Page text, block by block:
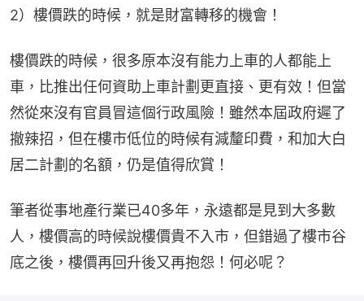
2）樓價跌的時候，就是財富轉移的機會！
樓價跌的時候，很多原本沒有能力上車的人都能上
車，比推出任何資助上車計劃更直接、更有效！但當
然從來沒有官員冒這個行政風險！雖然本屆政府遲了
撤辣招，但在樓市低位的時候有減釐印費，和加大白
居二計劃的名額，仍是值得欣賞！
筆者從事地產行業已40多年，永遠都是見到大多數
人，樓價高的時候說樓價貴不入市，但錯過了樓市谷
底之後，樓價再回升後又再抱怨！何必呢？